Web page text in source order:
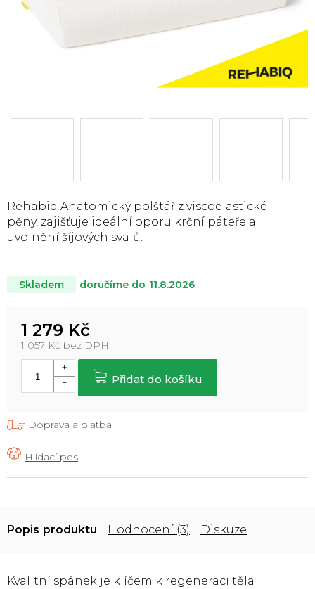
Skladem doručíme do 11.8.2026
1 279 Kč
1 057 Kč bez DPH
cena:
Přidat do košíku
Rehabiq Anatomický polštář z viscoelastické
pěny, zajišťuje ideální oporu krční páteře a
uvolnění šíjových svalů.
Doprava a platba
Popis Hodnocení (3) Diskuze
Kvalitní spánek je klíčem k regeneraci těla i